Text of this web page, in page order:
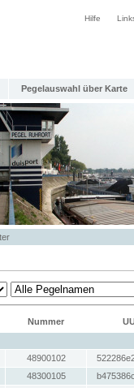
Hilfe
Pegelauswahl über Karte
Nummer
48900102
48300105